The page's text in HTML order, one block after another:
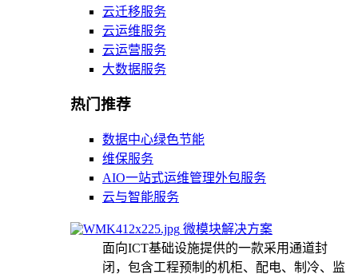
云迁移服务
云运维服务
云运营服务
大数据服务
热门推荐
数据中心绿色节能
维保服务
AIO一站式运维管理外包服务
云与智能服务
微模块解决方案
面向ICT基础设施提供的一款采用通道封
闭，包含工程预制的机柜、配电、制冷、监